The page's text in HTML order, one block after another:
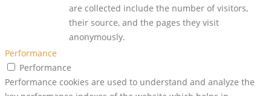
are collected include the number of visitors,
their source, and the pages they visit
anonymously.
Performance
Performance
Performance cookies are used to understand and analyze the